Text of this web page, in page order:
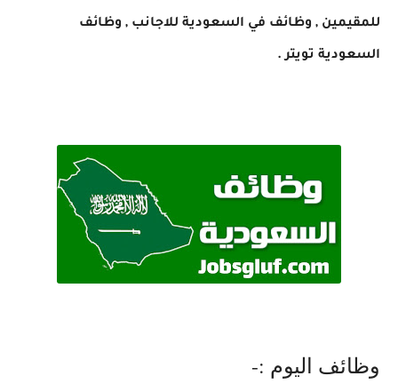
للمقيمين , وظائف في السعودية للاجانب , وظائف
السعودية تويتر .
وظائف اليوم :-